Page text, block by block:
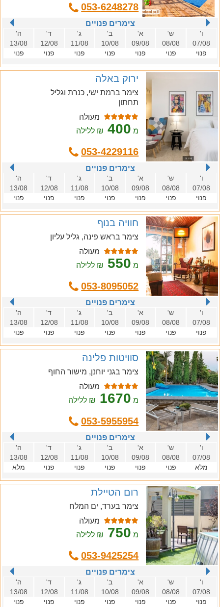
053-6248278
צימרים פנויים
ו'
07/08
פנוי
ש'
08/08
פנוי
א'
09/08
פנוי
ב'
10/08
פנוי
ג'
11/08
פנוי
ד'
12/08
פנוי
ה'
13/08
פנוי
ירוק באלה
צימר ברמת ישי, כנרת וגליל
תחתון
מעולה
מ 400₪ ללילה
053-4229116
צימרים פנויים
ו'
07/08
פנוי
ש'
08/08
פנוי
א'
09/08
פנוי
ב'
10/08
פנוי
ג'
11/08
פנוי
ד'
12/08
פנוי
ה'
13/08
פנוי
חוויה בנוף
צימר בראש פינה, גליל עליון
מעולה
מ 550 ₪ ללילה
053-8095052
צימרים פנויים
ו'
07/08
פנוי
ש'
08/08
פנוי
א'
09/08
פנוי
ב'
10/08
פנוי
ג'
11/08
פנוי
ד'
12/08
פנוי
ה'
13/08
פנוי
סוויטות פלינה
צימר בגני יוחנן, מישור החוף
מעולה
מ 1670 ₪ ללילה
053-5955954
צימרים פנויים
ו'
07/08
מלא
ש'
08/08
פנוי
א'
09/08
פנוי
ב'
10/08
פנוי
ג'
11/08
פנוי
ד'
12/08
פנוי
ה'
13/08
מלא
רום הטיילת
צימר בערד, ים המלח
מעולה
מ 750 ₪ ללילה
053-9425254
צימרים פנויים
ו'
07/08
פנוי
ש'
08/08
פנוי
א'
09/08
פנוי
ב'
10/08
פנוי
ג'
11/08
פנוי
ד'
12/08
פנוי
ה'
13/08
פנוי